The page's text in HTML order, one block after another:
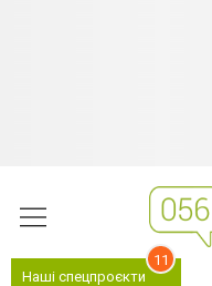
Наші спецпроєкти
11